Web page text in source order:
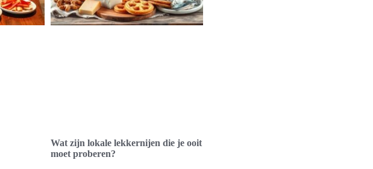
Wat zijn lokale lekkernijen die je ooit
moet proberen?